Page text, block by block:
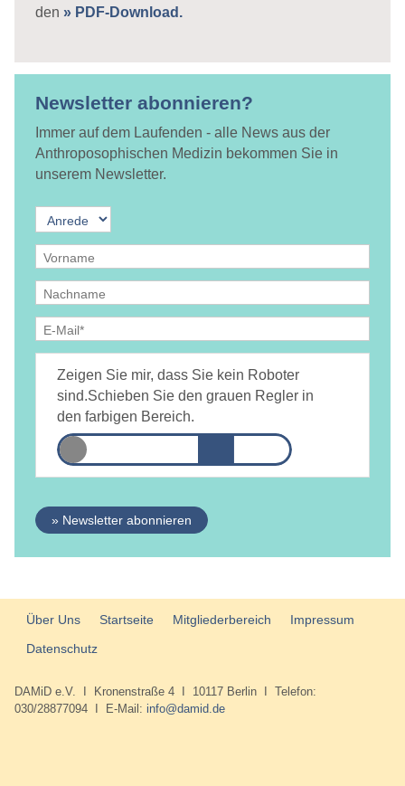
den » PDF-Download.
Newsletter abonnieren?
Immer auf dem Laufenden - alle News aus der
Anthroposophischen Medizin bekommen Sie in
unserem Newsletter.
DAMiD mich per E-Mail über Themen und Veranstaltungen
informiert.
Zeigen Sie mir, dass Sie kein Roboter
sind.Schieben Sie den grauen Regler in
den farbigen Bereich.
» Newsletter abonnieren
Über Uns Startseite Mitgliederbereich
Impressum
Datenschutz
DAMiD e.V. I Kronenstraße 4 I 10117 Berlin I Telefon:
030/28877094 I E-Mail: info@damid.de